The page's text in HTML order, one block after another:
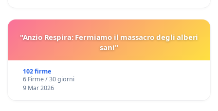
"Anzio Respira: Fermiamo il massacro degli alberi
sani"
102 firme
6 Firme / 30 giorni
9 Mar 2026